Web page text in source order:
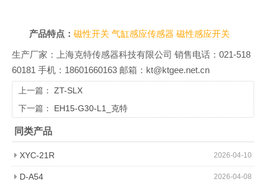
产品特点：磁性开关气缸感应传感器磁性感应开关
生产厂家：上海克特传感器科技有限公司 销售电话：021-518
60181 手机：18601660163 邮箱：kt@ktgee.net.cn
上一篇： ZT-SLX
下一篇： EH15-G30-L1_克特
同类产品
2026-04-10
XYC-21R
2026-04-08
D-A54